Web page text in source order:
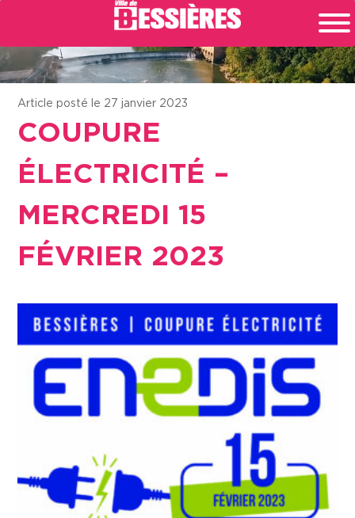
Article posté le 27 janvier 2023
COUPURE
ÉLECTRICITÉ –
MERCREDI 15
FÉVRIER 2023